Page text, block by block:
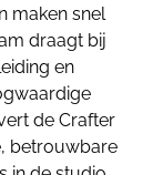
maken snel
draagt bij
en
de Crafter
betrouwbare